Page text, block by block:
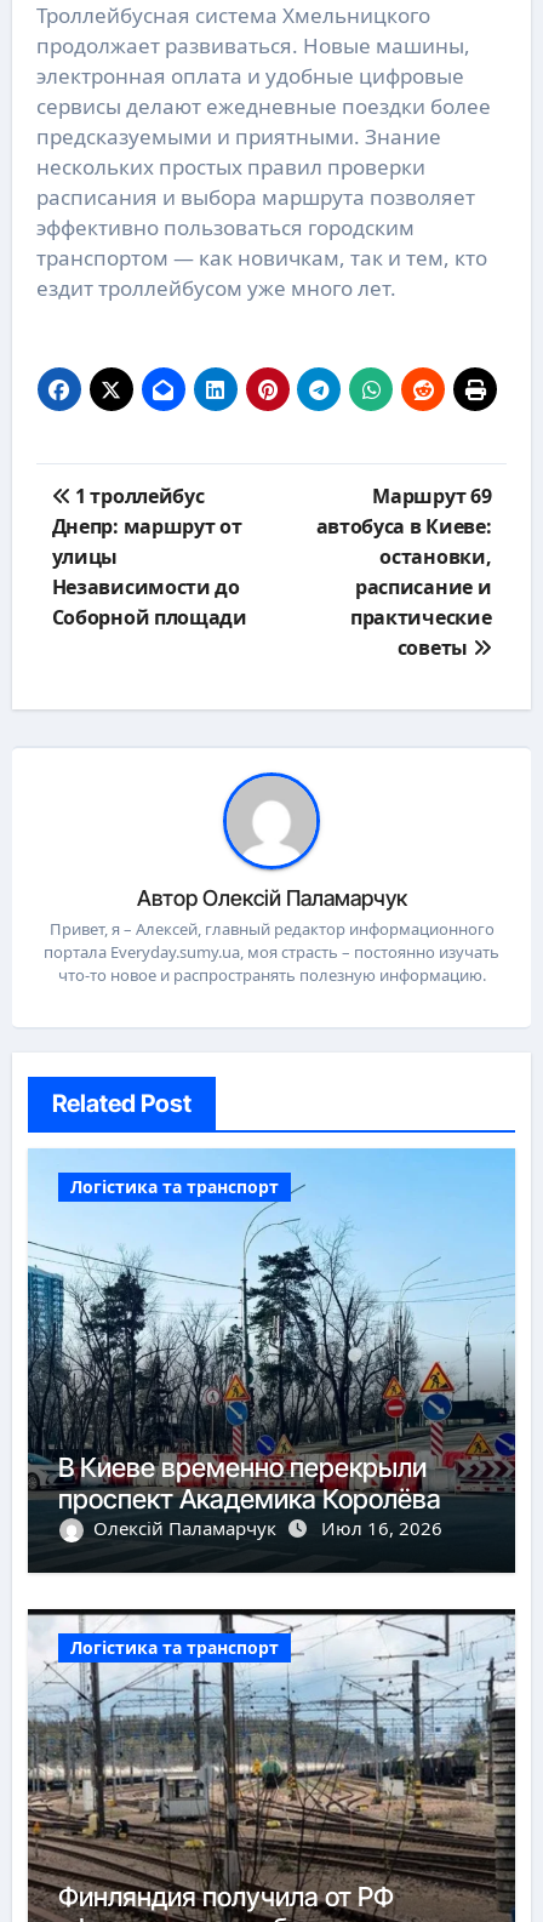
Троллейбусная система Хмельницкого
продолжает развиваться. Новые машины,
электронная оплата и удобные цифровые
сервисы делают ежедневные поездки более
предсказуемыми и приятными. Знание
нескольких простых правил проверки
расписания и выбора маршрута позволяет
эффективно пользоваться городским
транспортом — как новичкам, так и тем, кто
ездит троллейбусом уже много лет.
по
записям
1 троллейбус
Днепр: маршрут от
улицы
Независимости до
Соборной площади
Маршрут 69
автобуса в Киеве:
остановки,
расписание и
практические
советы
АвторОлексій Паламарчук
Привет, я – Алексей, главный редактор информационного
портала Everyday.sumy.ua, моя страсть – постоянно изучать
что-то новое и распространять полезную информацию.
Related Post
Логістика та транспорт
В Киеве временно перекрыли
проспект Академика Королёва
Олексій Паламарчук Июл 16, 2026
Логістика та транспорт
Финляндия получила от РФ